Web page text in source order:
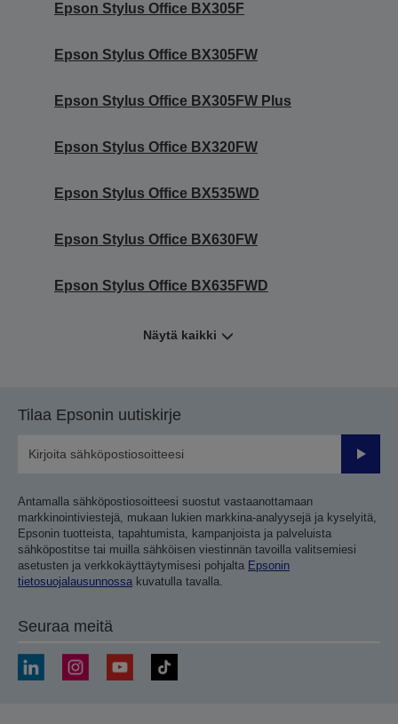
Epson Stylus Office BX305F
Epson Stylus Office BX305FW
Epson Stylus Office BX305FW Plus
Epson Stylus Office BX320FW
Epson Stylus Office BX535WD
Epson Stylus Office BX630FW
Epson Stylus Office BX635FWD
Näytä kaikki
Tilaa Epsonin uutiskirje
Lähetä
Antamalla sähköpostiosoitteesi suostut vastaanottamaan
markkinointiviestejä, mukaan lukien markkina-analyysejä ja kyselyitä,
Epsonin tuotteista, tapahtumista, kampanjoista ja palveluista
sähköpostitse tai muilla sähköisen viestinnän tavoilla valitsemiesi
asetusten ja verkkokäyttäytymisesi pohjalta Epsonin
tietosuojalausunnossa kuvatulla tavalla.
Seuraa meitä